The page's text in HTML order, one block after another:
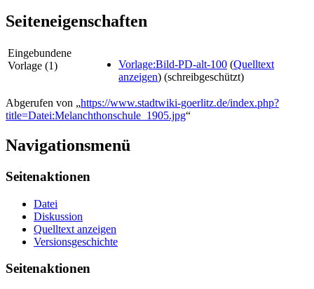
Seiteneigenschaften
Eingebundene
Vorlage (1)
Vorlage:Bild-PD-alt-100 (Quelltext
anzeigen) (schreibgeschützt)
Abgerufen von „https://www.stadtwiki-goerlitz.de/index.php?
title=Datei:Melanchthonschule_1905.jpg“
Navigationsmenü
Seitenaktionen
Datei
Diskussion
Quelltext anzeigen
Versionsgeschichte
Seitenaktionen